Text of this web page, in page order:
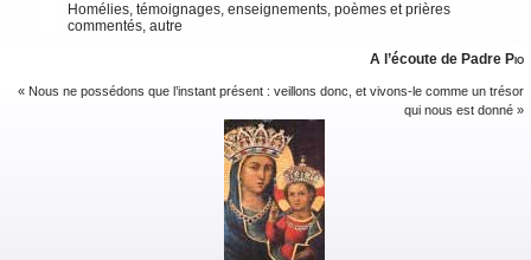
Homélies, témoignages, enseignements, poèmes et prières
commentés, autre
A l’écoute de Padre Pio
« Nous ne possédons que l’instant présent : veillons donc, et vivons-le comme un trésor
qui nous est donné »